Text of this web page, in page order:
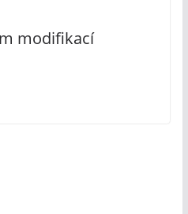
modifikací